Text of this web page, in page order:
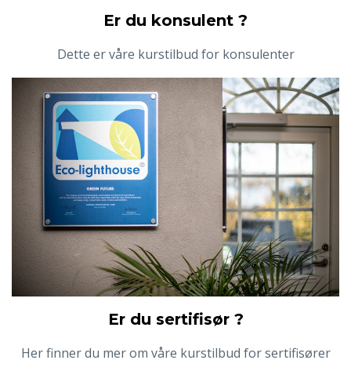
Er du konsulent ?
Dette er våre kurstilbud for konsulenter
Er du sertifisør ?
Her finner du mer om våre kurstilbud for sertifisører